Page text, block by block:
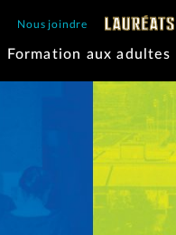
Nous joindre
Formation aux adultes